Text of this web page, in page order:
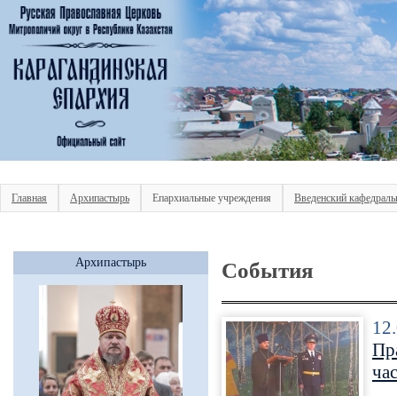
Главная Архипастырь Епархиальные учреждения Введенский
Архипастырь События